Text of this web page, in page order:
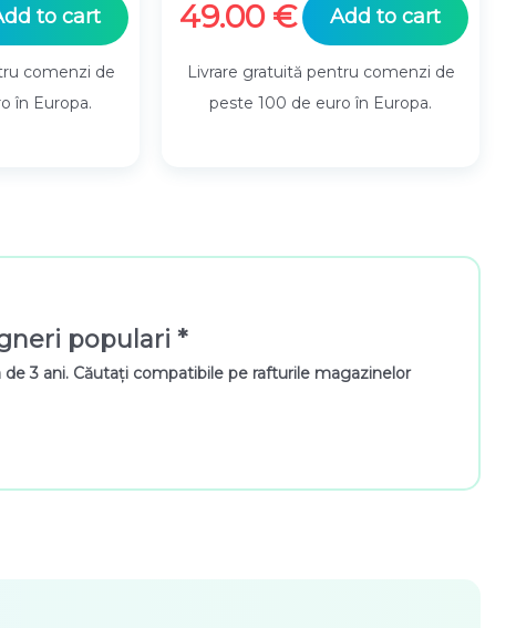
to cart
comenzi de
în Europa.
49.00 € Add to cart
Livrare gratuită pentru comenzi de
peste 100 de euro în Europa.
populari *
3 ani. Căutați compatibile pe rafturile magazinelor